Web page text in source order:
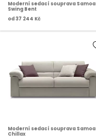
Moderní sedací souprava Samoa
Swing Bent
od 37 244 Kč
Moderní sedací souprava Samoa
Chillax